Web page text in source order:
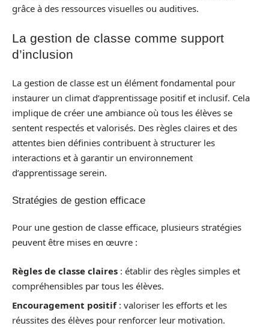
grâce à des ressources visuelles ou auditives.
La gestion de classe comme support
d’inclusion
La gestion de classe est un élément fondamental pour
instaurer un climat d’apprentissage positif et inclusif. Cela
implique de créer une ambiance où tous les élèves se
sentent respectés et valorisés. Des règles claires et des
attentes bien définies contribuent à structurer les
interactions et à garantir un environnement
d’apprentissage serein.
Stratégies de gestion efficace
Pour une gestion de classe efficace, plusieurs stratégies
peuvent être mises en œuvre :
Règles de classe claires : établir des règles simples et
compréhensibles par tous les élèves.
Encouragement positif: valoriser les efforts et les
réussites des élèves pour renforcer leur motivation.